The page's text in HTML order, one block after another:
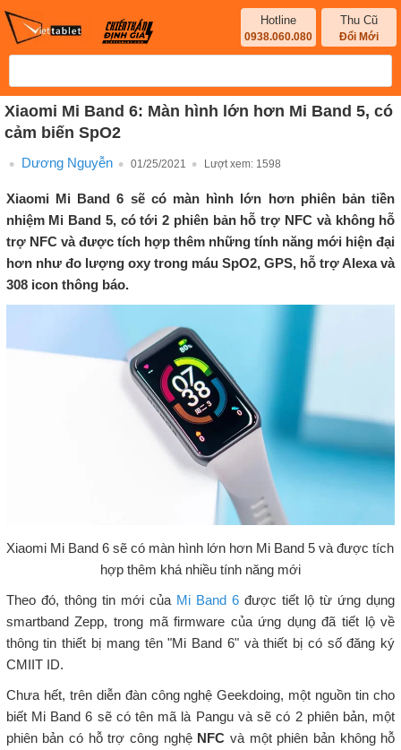
Hotline
0938.060.080
Thu Cũ
Đổi Mới
Xiaomi Mi Band 6: Màn hình lớn hơn Mi Band 5, có
cảm biến SpO2
Dương Nguyễn 01/25/2021 Lượt xem: 1598
Xiaomi Mi Band 6 sẽ có màn hình lớn hơn phiên bản tiền
nhiệm Mi Band 5, có tới 2 phiên bản hỗ trợ NFC và không hỗ
trợ NFC và được tích hợp thêm những tính năng mới hiện đại
hơn như đo lượng oxy trong máu SpO2, GPS, hỗ trợ Alexa và
308 icon thông báo.
Xiaomi Mi Band 6 sẽ có màn hình lớn hơn Mi Band 5 và được tích
hợp thêm khá nhiều tính năng mới
Theo đó, thông tin mới của Mi Band 6 được tiết lộ từ ứng dụng
smartband Zepp, trong mã firmware của ứng dụng đã tiết lộ về
thông tin thiết bị mang tên "Mi Band 6" và thiết bị có số đăng ký
CMIIT ID.
Chưa hết, trên diễn đàn công nghệ Geekdoing, một nguồn tin cho
biết Mi Band 6 sẽ có tên mã là Pangu và sẽ có 2 phiên bản, một
phiên bản có hỗ trợ công nghệ NFC và một phiên bản không hỗ